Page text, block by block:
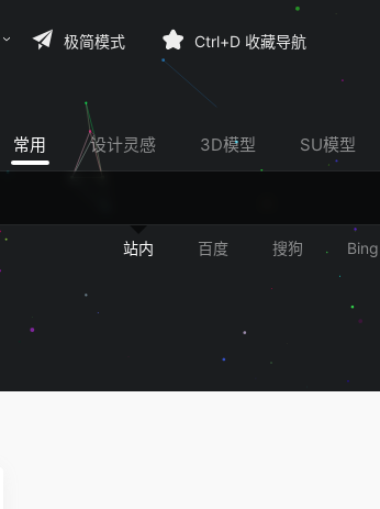
极简模式 Ctrl+D 收藏导航
常用 设计灵感 3D模型 SU模型
站内 百度 搜狗 Bing